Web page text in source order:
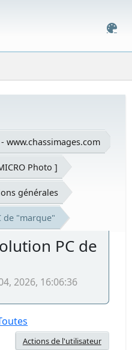
www.chassimages.com
Photo ]
générales
de "marque"
PC de
2026, 16:06:36
Actions de l'utilisateur